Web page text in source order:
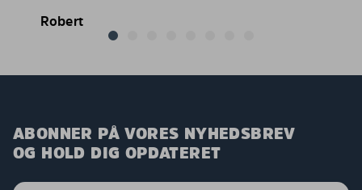
Robert
ABONNER PÅ VORES NYHEDSBREV
OG HOLD DIG OPDATERET